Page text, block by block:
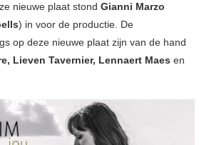
nieuwe plaat stond Gianni Marzo
) in voor de productie. De
op deze nieuwe plaat zijn van de hand
Lieven Tavernier, Lennaert Maes en